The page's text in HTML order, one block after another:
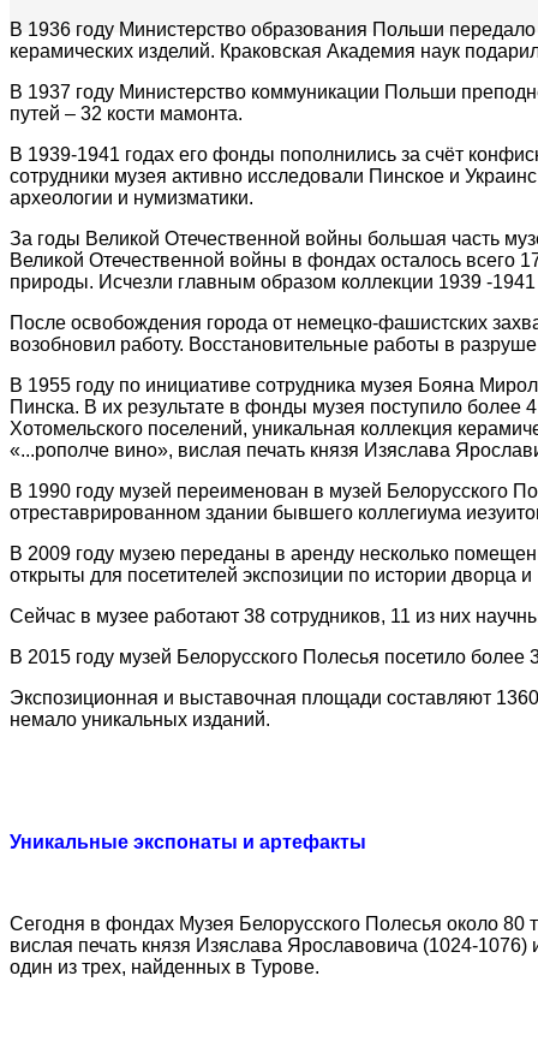
В 1936 году Министерство образования Польши
керамических изделий. Краковская Академия наук
В 1937 году Министерство коммуникации Польши
путей – 32 кости мамонта.
В 1939-1941 годах его фонды пополнились за счёт
сотрудники музея активно исследовали Пинское и
археологии и нумизматики.
За годы Великой Отечественной войны большая часть
Великой Отечественной войны в фондах осталось всего
природы. Исчезли главным образом коллекции 1939 -1941
После освобождения города от немецко-фашистских
возобновил работу. Восстановительные работы в
В 1955 году по инициативе сотрудника музея Бояна
Пинска. В их результате в фонды музея поступило
Хотомельского поселений, уникальная коллекция
«...рополче вино», вислая печать князя Изяслава
В 1990 году музей переименован в музей Белорусского
отреставрированном здании бывшего коллегиума
В 2009 году музею переданы в аренду несколько
открыты для посетителей экспозиции по истории
Сейчас в музее работают 38 сотрудников, 11 из них
В 2015 году музей Белорусского Полесья посетило
Экспозиционная и выставочная площади составляют
немало уникальных изданий.
Уникальные экспонаты и артефакты
Сегодня в фондах Музея Белорусского Полесья около 80
вислая печать князя Изяслава Ярославовича (1024-
один из трех, найденных в Турове.